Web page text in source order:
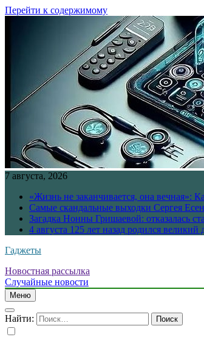
Перейти к содержимому
7 августа, 2026
«Жизнь не заканчивается, она вечная»:
Самые скандальные выходки Сергея
Загадка Нонны Гришаевой: отказалась
4 августа 125 лет назад родился
Гаджеты
Новостная рассылка
Случайные новости
Меню
Найти: